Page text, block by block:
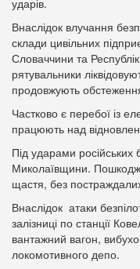
ударів.
Внаслідок влучання
склади цивільних
Словаччини та
рятувальники
продовжують
Частково є перебої із
працюють над
Під ударами російських
Миколаївщини.
щастя, без
Внаслідок атаки
залізниці по станції
вантажний вагон,
локомотивного депо.